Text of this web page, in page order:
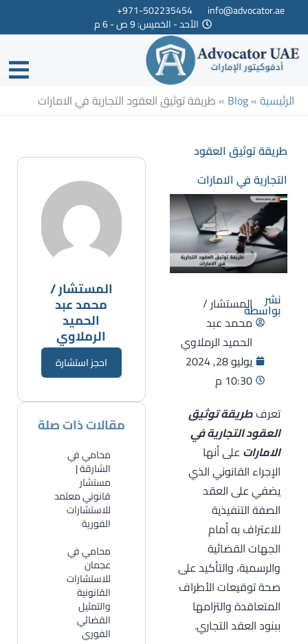
تخطي
المحتوى
info@advocator.ae
971-502235454+
الأحد - الخميس: 9 ص - 6 م
الرئيسية»
Blog
» طريقة توثيق العقود التجارية في الامارات
طريقة توثيق العقود
التجارية في الامارات
نشر
بواسطةالمستشار /
محمد عبد
الحميد الرملاوي
يوليو 28, 2024
10:30 م
تعرفطريقة توثيق
العقود التجارية في
الامارات على أنها
الإجراء القانوني الذي
يضفي على العقد
الصفة التنفيذية
للاعتراف به أمام
الجهات القضائية
والرسمية، والتأكيد على
صحة توقيعات الأطراف
المتعاقدة والتزامها
ببنود العقد التجاري.
المستشار /
محمد عبد
الحميد
الرملاوي
احجز استشارة
مقالات ذات صلة
محامي في
الشارقة |
مستشار
قانوني معتمد
للاستشارات
الفورية
​محامي في
عجمان
للاستشارات
القانونية
والتمثيل
القضائي
الفوري